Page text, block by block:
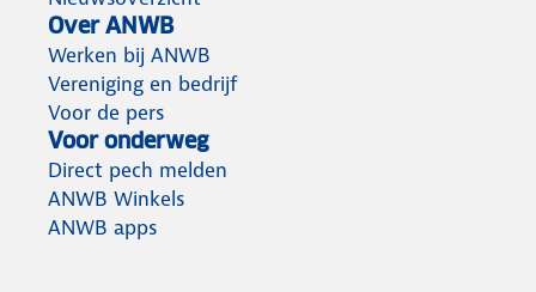
Over ANWB
Werken bij ANWB
Vereniging en bedrijf
Voor de pers
Voor onderweg
Direct pech melden
ANWB Winkels
ANWB apps